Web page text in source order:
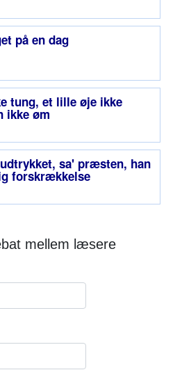
på en dag
tung, et lille øje ikke
ikke øm
sa' præsten, han
forskrækkelse
mellem læsere